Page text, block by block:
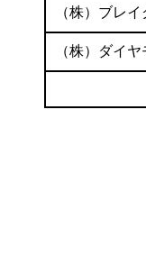
（株）ブレイ
（株）ダイ